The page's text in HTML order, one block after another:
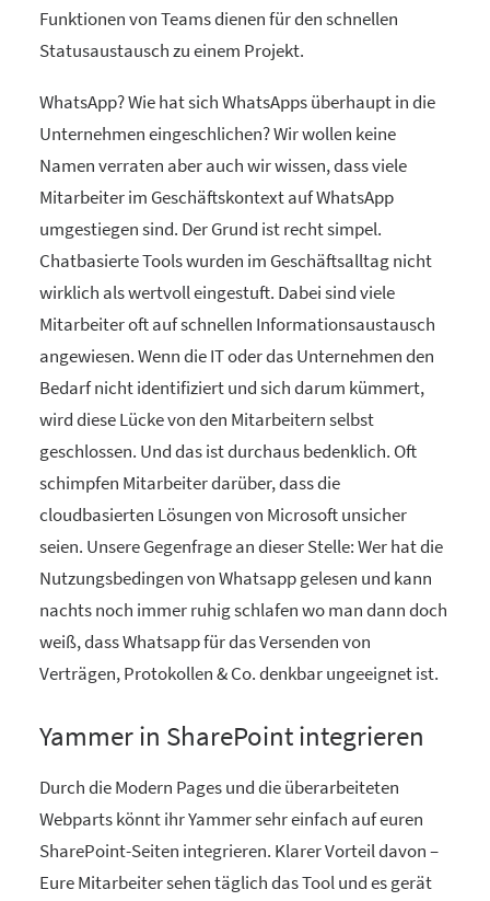
Funktionen von Teams dienen für den schnellen
Statusaustausch zu einem Projekt.
WhatsApp? Wie hat sich WhatsApps überhaupt in die
Unternehmen eingeschlichen? Wir wollen keine
Namen verraten aber auch wir wissen, dass viele
Mitarbeiter im Geschäftskontext auf WhatsApp
umgestiegen sind. Der Grund ist recht simpel.
Chatbasierte Tools wurden im Geschäftsalltag nicht
wirklich als wertvoll eingestuft. Dabei sind viele
Mitarbeiter oft auf schnellen Informationsaustausch
angewiesen. Wenn die IT oder das Unternehmen den
Bedarf nicht identifiziert und sich darum kümmert,
wird diese Lücke von den Mitarbeitern selbst
geschlossen. Und das ist durchaus bedenklich. Oft
schimpfen Mitarbeiter darüber, dass die
cloudbasierten Lösungen von Microsoft unsicher
seien. Unsere Gegenfrage an dieser Stelle: Wer hat die
Nutzungsbedingen von Whatsapp gelesen und kann
nachts noch immer ruhig schlafen wo man dann doch
weiß, dass Whatsapp für das Versenden von
Verträgen, Protokollen & Co. denkbar ungeeignet ist.
Yammer in SharePoint integrieren
Durch die Modern Pages und die überarbeiteten
Webparts könnt ihr Yammer sehr einfach auf euren
SharePoint-Seiten integrieren. Klarer Vorteil davon –
Eure Mitarbeiter sehen täglich das Tool und es gerät